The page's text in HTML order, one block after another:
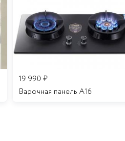
19 990 ₽
Варочная панель A16